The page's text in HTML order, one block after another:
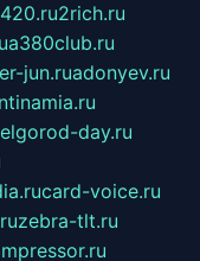
2rich.ru
a380club.ru
jun.ruadonyev.ru
day.ru
card-voice.ru
zebra-tlt.ru